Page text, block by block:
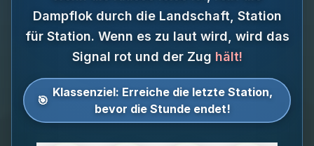
Dampflok durch die Landschaft, Station
für Station. Wenn es zu laut wird, wird das
Signal rot und der Zug hält!
🎯
Klassenziel: Erreiche die letzte Station,
bevor die Stunde endet!